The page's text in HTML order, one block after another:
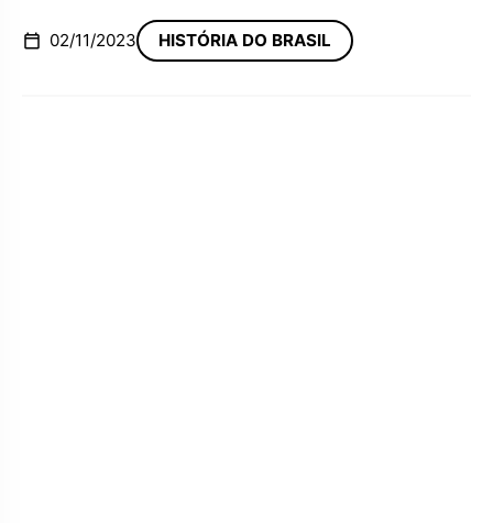
02/11/2023 HISTÓRIA DO BRASIL